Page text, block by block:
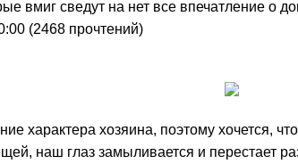
вмиг сведут на нет все впечатление о
(2468 прочтений)
характера хозяина, поэтому хочется,
наш глаз замыливается и перестает